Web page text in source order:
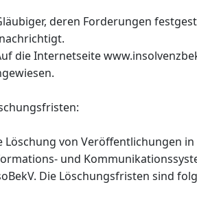
deren Forderungen
die Internetseite
Löschung von Veröffentlichungen
und
Die Löschungsfristen sind